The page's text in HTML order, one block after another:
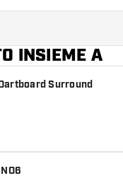
INSIEME A
Surround